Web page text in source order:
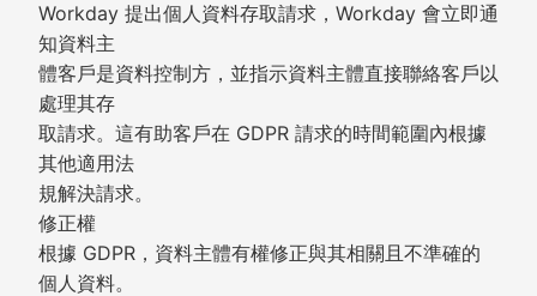
Workday 提出個人資料存取請求，Workday 會立即通
知資料主
體客戶是資料控制方，並指示資料主體直接聯絡客戶以
處理其存
取請求。這有助客戶在 GDPR 請求的時間範圍內根據
其他適用法
規解決請求。
修正權
根據 GDPR，資料主體有權修正與其相關且不準確的
個人資料。